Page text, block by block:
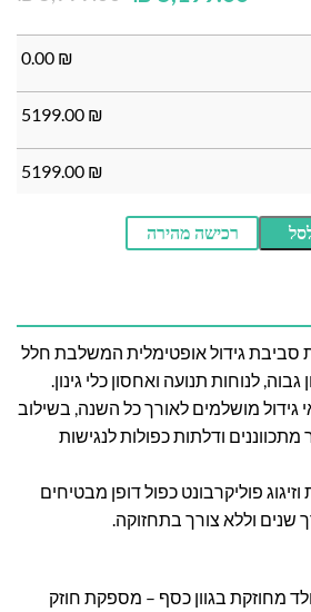
₪
0.00
₪
5199.00
₪
5199.00
רכישה מהירה
גידול אופטימלית המשלבת חלל
לנוחות תנועה ואחסון כלי גינון.
גידול מושלמים לאורך כל השנה, בשילוב
ודלתות כפולות לנגישות
פוליקרבונט כפול דופן מבטיחים
שנים וללא צורך בתחזוקה.
מחוזקת בגוון כסף – מספקת חוזק